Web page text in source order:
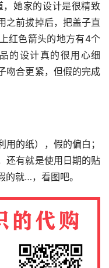
她家的设计是很精致
之前拔掉后，把盖子直
红色箭头的地方有4个
的设计真的很用心细
吻合更紧，但假的完成
的纸），假的偏白；
还有就是使用日期的贴
的就…，看图吧。